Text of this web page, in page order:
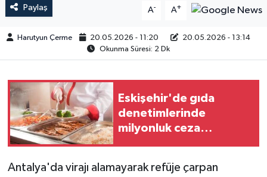
Paylaş A- A+
Harutyun Çerme 20.05.2026 - 11:20
20.05.2026 - 13:14
Okunma Süresi: 2 Dk
Eskişehir'de gıda
denetimlerinde
milyonluk ceza
Antalya'da virajı alamayarak refüje çarpan